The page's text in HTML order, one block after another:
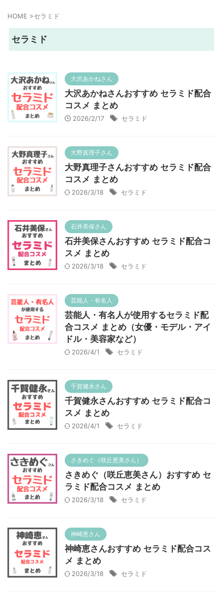
HOME >セラミド
セラミド
大沢あかねさん
大沢あかねさんおすすめ セラミド配合
コスメ まとめ
2026/2/17 セラミド
大野真理子さん
大野真理子さんおすすめ セラミド配合
コスメ まとめ
2026/3/18 セラミド
石井美保さん
石井美保さんおすすめ セラミド配合コ
スメ まとめ
2026/3/18 セラミド
芸能人・有名人
芸能人・有名人が使用するセラミド配
合コスメ まとめ（女優・モデル・アイ
ドル・美容家など）
2026/4/1 セラミド
千賀健永さん
千賀健永さんおすすめ セラミド配合コ
スメ まとめ
2026/4/1 セラミド
さきめぐ（咲丘恵美さん）
さきめぐ（咲丘恵美さん）おすすめ セ
ラミド配合コスメ まとめ
2026/3/18 セラミド
神崎恵さん
神崎恵さんおすすめ セラミド配合コス
メ まとめ
2026/3/18 セラミド